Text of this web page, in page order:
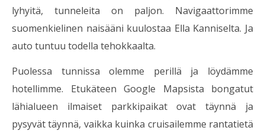
lyhyitä, tunneleita on paljon. Navigaattorimme
suomenkielinen naisääni kuulostaa Ella Kanniselta. Ja
auto tuntuu todella tehokkaalta.
Puolessa tunnissa olemme perillä ja löydämme
hotellimme. Etukäteen Google Mapsista bongatut
lähialueen ilmaiset parkkipaikat ovat täynnä ja
pysyvät täynnä, vaikka kuinka cruisailemme rantatietä